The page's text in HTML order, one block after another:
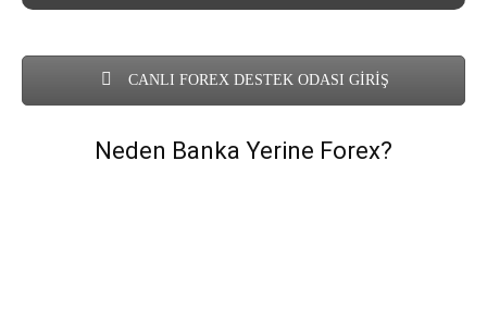
CANLI FOREX DESTEK ODASI GİRİŞ
Neden Banka Yerine Forex?